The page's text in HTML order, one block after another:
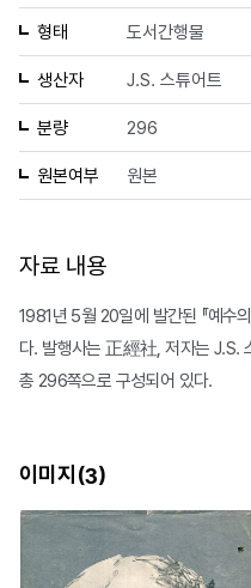
형태 도서간행물
생산자 J.S. 스튜어트
분량 296
원본여부 원본
자료 내용
1981년 5월 20일에 발간된 『예수
다. 발행사는 正經社, 저자는 J.S.
총 296쪽으로 구성되어 있다.
이미지(3)